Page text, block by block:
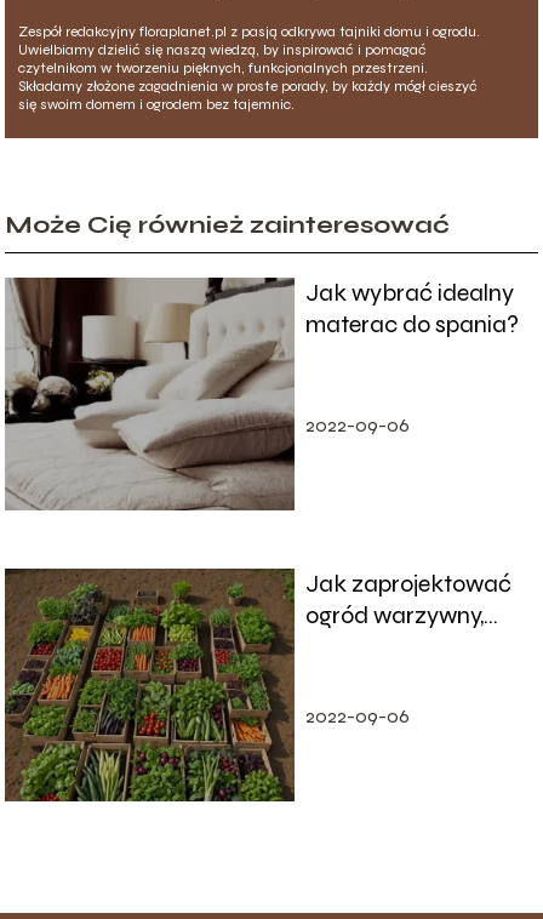
Zespół redakcyjny floraplanet.pl z pasją odkrywa tajniki domu i ogrodu.
Uwielbiamy dzielić się naszą wiedzą, by inspirować i pomagać
czytelnikom w tworzeniu pięknych, funkcjonalnych przestrzeni.
Składamy złożone zagadnienia w proste porady, by każdy mógł cieszyć
się swoim domem i ogrodem bez tajemnic.
Może Cię również zainteresować
Jak wybrać idealny
materac do spania?
2022-09-06
Jak zaprojektować
ogród warzywny,
rok
2022-09-06